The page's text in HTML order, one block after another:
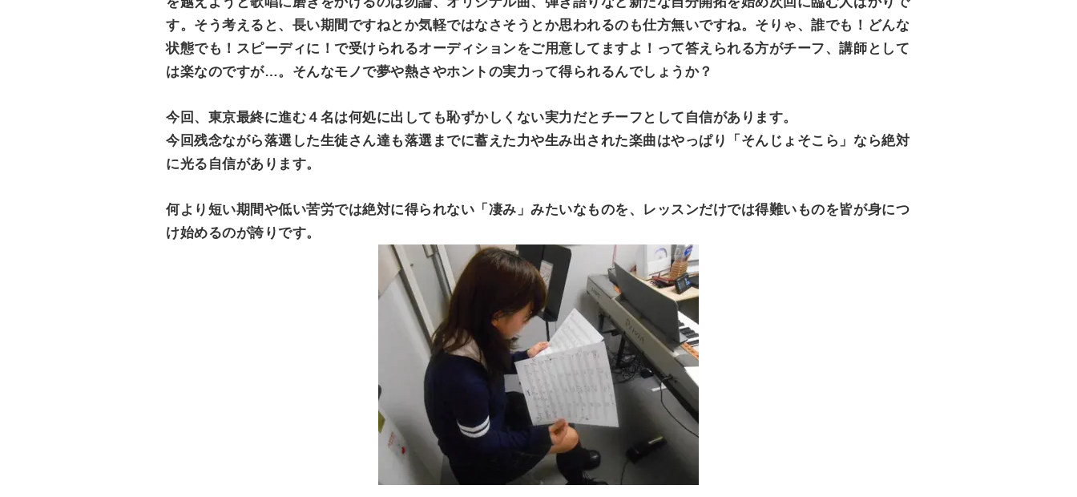
す。そう考えると、長い期間ですねとか気軽ではなさそうとか思われるのも仕方無いですね。そりゃ、誰でも！どんな
状態でも！スピーディに！で受けられるオーディションをご用意してますよ！って答えられる方がチーフ、講師として
は楽なのですが…。そんなモノで夢や熱さやホントの実力って得られるんでしょうか？
今回、東京最終に進む４名は何処に出しても恥ずかしくない実力だとチーフとして自信があります。
今回残念ながら落選した生徒さん達も落選までに蓄えた力や生み出された楽曲はやっぱり「そんじょそこら」なら絶対
に光る自信があります。
何より短い期間や低い苦労では絶対に得られない「凄み」みたいなものを、レッスンだけでは得難いものを皆が身につ
け始めるのが誇りです。